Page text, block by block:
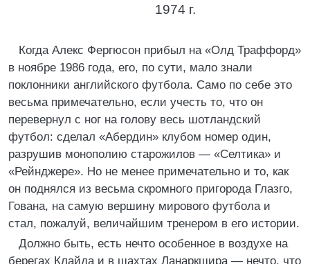
1974 г.
Когда Алекс Фергюсон прибыл на «Олд Траффорд»
в ноябре 1986 года, его, по сути, мало знали
поклонники английского футбола. Само по себе это
весьма примечательно, если учесть то, что он
перевернул с ног на голову весь шотландский
футбол: сделал «Абердин» клубом номер один,
разрушив монополию старожилов — «Селтика» и
«Рейнджере». Но не менее примечательно и то, как
он поднялся из весьма скромного пригорода Глазго,
Гована, на самую вершину мирового футбола и
стал, пожалуй, величайшим тренером в его истории.
Должно быть, есть нечто особенное в воздухе на
берегах Клайда и в шахтах Ланаркшира — нечто, что